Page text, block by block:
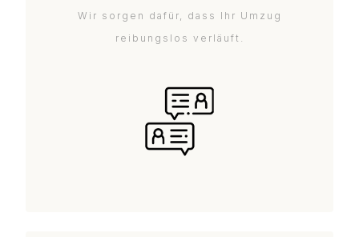
Wir sorgen dafür, dass Ihr Umzug
reibungslos verläuft.